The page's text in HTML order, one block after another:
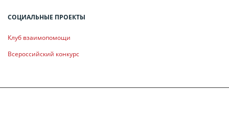
СОЦИАЛЬНЫЕ ПРОЕКТЫ
Клуб взаимопомощи
Всероссийский конкурс